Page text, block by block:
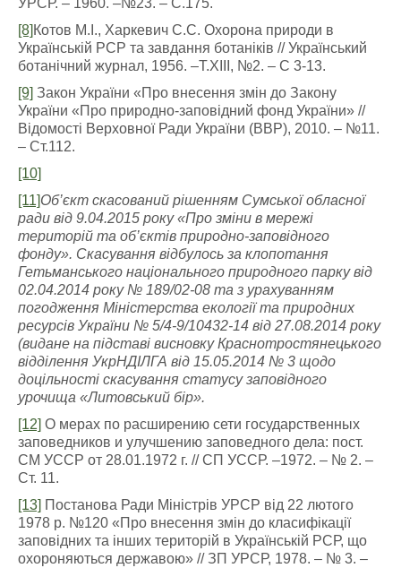
УРСР. – 1960. –№23. – С.175.
[8] Котов М.І., Харкевич С.С. Охорона природи в
Українській РСР та завдання ботаніків // Український
ботанічний журнал, 1956. –Т.ХІІІ, №2. – С 3-13.
[9] Закон України «Про внесення змін до Закону
України «Про природно-заповідний фонд України» //
Відомості Верховної Ради України (ВВР), 2010. – №11.
– Ст.112.
[10]
[11]Об’єкт скасований рішенням Сумської обласної
ради від 9.04.2015 року «Про зміни в мережі
територій та об’єктів природно-заповідного
фонду». Скасування відбулось за клопотання
Гетьманського національного природного парку від
02.04.2014 року № 189/02-08 та з урахуванням
погодження Міністерства екології та природних
ресурсів України № 5/4-9/10432-14 від 27.08.2014 року
(видане на підставі висновку Краснотростянецького
відділення УкрНДІЛГА від 15.05.2014 № 3 щодо
доцільності скасування статусу заповідного
урочища «Литовський бір».
[12] О мерах по расширению сети государственных
заповедников и улучшению заповедного дела: пост.
СМ УССР от 28.01.1972 г. // СП УССР. –1972. – № 2. –
Ст. 11.
[13] Постанова Ради Міністрів УРСР від 22 лютого
1978 р. №120 «Про внесення змін до класифікації
заповідних та інших територій в Українській РСР, що
охороняються державою» // ЗП УРСР, 1978. – № 3. –